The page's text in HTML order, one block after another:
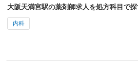
大阪天満宮駅の薬剤師求人を処方科目で
内科